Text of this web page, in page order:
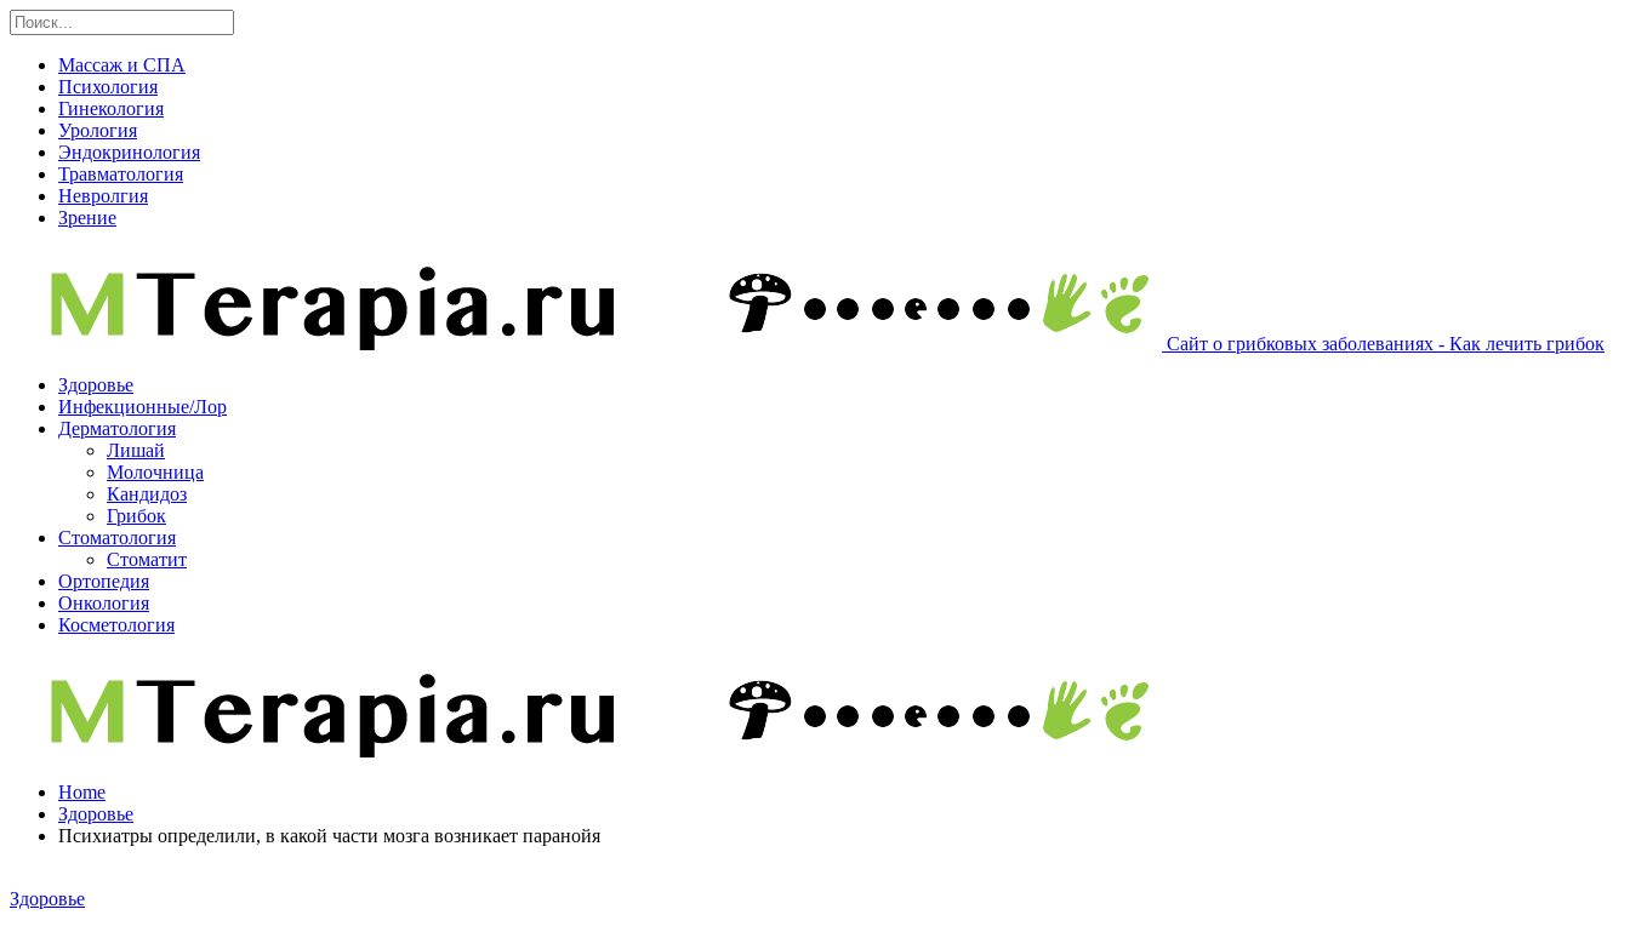
Массаж и СПА
Психология
Гинекология
Урология
Эндокринология
Травматология
Невролгия
Зрение
Сайт о грибковых заболеваниях - Как лечить грибок
Здоровье
Инфекционные/Лор
Дерматология
Лишай
Молочница
Кандидоз
Грибок
Стоматология
Стоматит
Ортопедия
Онкология
Косметология
Home
Здоровье
Психиатры определили, в какой части мозга возникает паранойя
Здоровье